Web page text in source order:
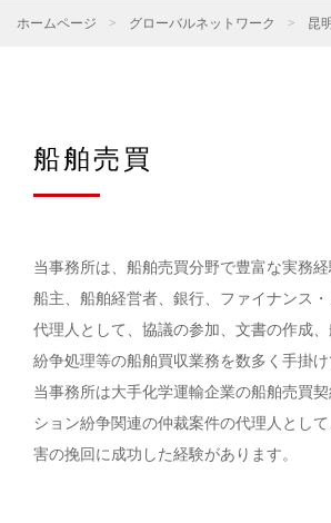
ホームページ > グローバルネットワーク > 昆明
船舶売買
当事務所は、船舶売買分野で豊富な実務経
船主、船舶経営者、銀行、ファイナンス
代理人として、協議の参加、文書の作成、
紛争処理等の船舶買収業務を数多く手掛け
当事務所は大手化学運輸企業の船舶売買
ション紛争関連の仲裁案件の代理人とし
害の挽回に成功した経験があります。